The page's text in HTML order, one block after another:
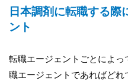
日本調剤に転職する際
ント
転職エージェントごとによ
職エージェントであればどれ